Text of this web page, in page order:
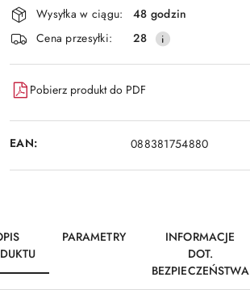
i
dostawa
Wysyłka w ciągu:
48 godzin
Cena przesyłki:
28
Pobierz produkt do PDF
EAN: 088381754880
PARAMETRY
INFORMACJE
DOT.
BEZPIECZEŃSTWA